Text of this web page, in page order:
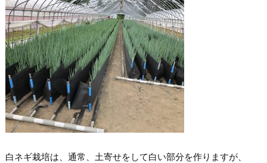
白ネギ栽培は、通常、土寄せをして白い部分を作りますが、